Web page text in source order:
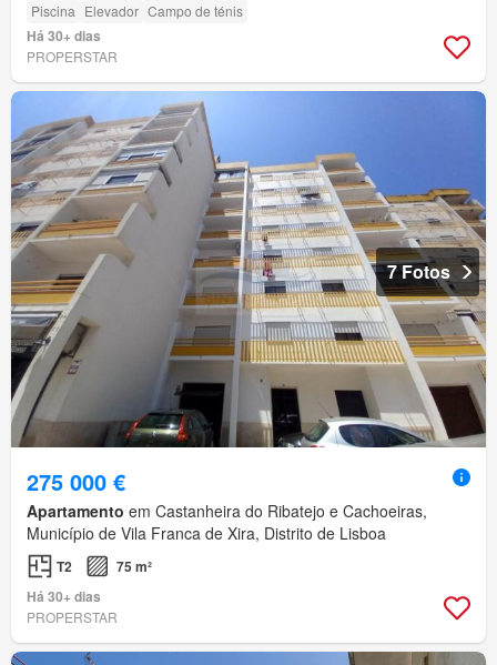
Piscina Elevador Campo de ténis
Há 30+ dias
PROPERSTAR
7 Fotos
275 000 €
Apartamento em Castanheira do Ribatejo e Cachoeiras,
Município de Vila Franca de Xira, Distrito de Lisboa
T2
75 m²
Há 30+ dias
PROPERSTAR